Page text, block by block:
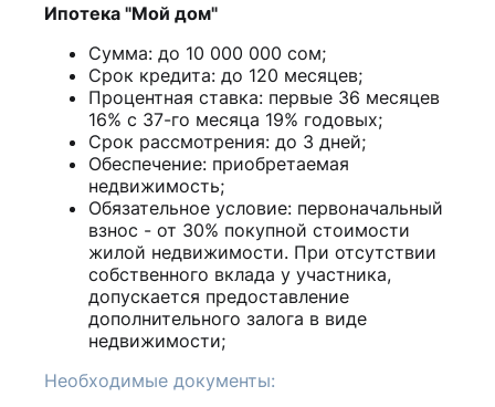
Ипотека "Мой дом"
Сумма: до 10 000 000 сом;
Срок кредита: до 120 месяцев;
Процентная ставка: первые 36 месяцев
16% с 37-го месяца 19% годовых;
Срок рассмотрения: до 3 дней;
Обеспечение: приобретаемая
недвижимость;
Обязательное условие: первоначальный
взнос - от 30% покупной стоимости
жилой недвижимости. При отсутствии
собственного вклада у участника,
допускается предоставление
дополнительного залога в виде
недвижимости;
Необходимые документы: